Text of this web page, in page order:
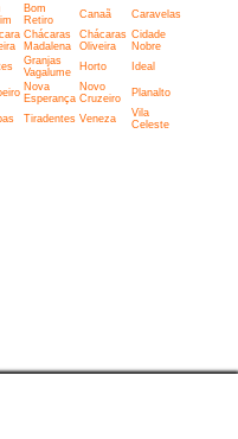
Bom
Retiro
Canaã Caravelas
Chácaras
Madalena
Chácaras
Oliveira
Cidade
Nobre
Granjas
Vagalume
Horto Ideal
Nova
Esperança
Novo
Cruzeiro
Planalto
Tiradentes Veneza
Vila
Celeste